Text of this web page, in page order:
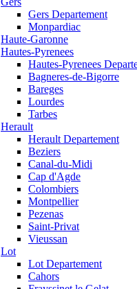
Gers Departement
Monpardiac
Haute-Garonne
Hautes-Pyrenees
Hautes-Pyrenees
Bagneres-de-Bigorre
Bareges
Lourdes
Tarbes
Herault
Herault Departement
Beziers
Canal-du-Midi
Cap d'Agde
Colombiers
Montpellier
Pezenas
Saint-Privat
Vieussan
Lot
Lot Departement
Cahors